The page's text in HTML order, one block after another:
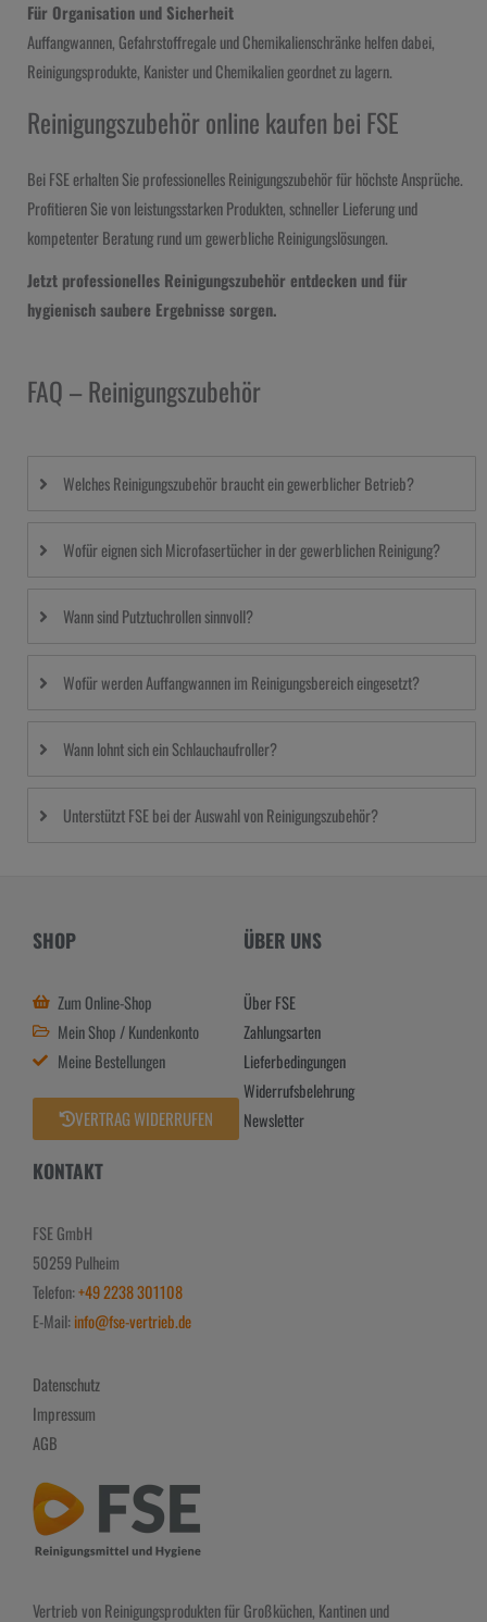
Für Organisation und Sicherheit
Auffangwannen, Gefahrstoffregale und Chemikalienschränke helfen dabei,
Reinigungsprodukte, Kanister und Chemikalien geordnet zu lagern.
Reinigungszubehör online kaufen bei FSE
Bei FSE erhalten Sie professionelles Reinigungszubehör für höchste Ansprüche.
Profitieren Sie von leistungsstarken Produkten, schneller Lieferung und
kompetenter Beratung rund um gewerbliche Reinigungslösungen.
Jetzt professionelles Reinigungszubehör entdecken und für
hygienisch saubere Ergebnisse sorgen.
FAQ – Reinigungszubehör
Welches Reinigungszubehör braucht ein gewerblicher Betrieb?
Wofür eignen sich Microfasertücher in der gewerblichen Reinigung?
Wann sind Putztuchrollen sinnvoll?
Wofür werden Auffangwannen im Reinigungsbereich eingesetzt?
Wann lohnt sich ein Schlauchaufroller?
Unterstützt FSE bei der Auswahl von Reinigungszubehör?
SHOP
Zum Online-Shop
Mein Shop / Kundenkonto
Meine Bestellungen
VERTRAG WIDERRUFEN
ÜBER UNS
Über FSE
Zahlungsarten
Lieferbedingungen
Widerrufsbelehrung
Newsletter
KONTAKT
FSE GmbH
50259 Pulheim
Telefon:+49 2238 301108
E-Mail:info@fse-vertrieb.de
Datenschutz
Impressum
AGB
Vertrieb von Reinigungsprodukten für Großküchen, Kantinen und